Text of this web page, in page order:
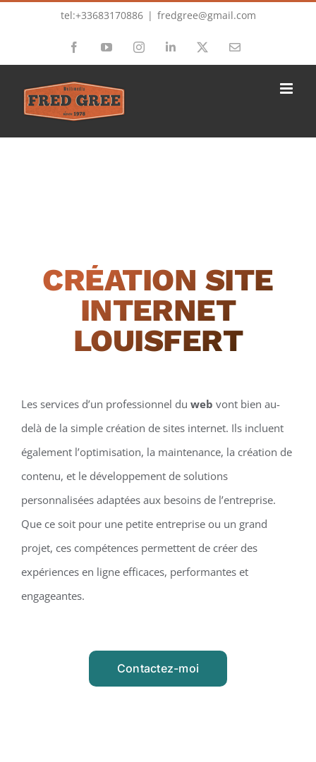
tel:+33683170886 | fredgree@gmail.com
FacebookYouTubeInstagramLinkedIn Email
CRÉATION SITE
INTERNET
LOUISFERT
Les services d’un professionnel du web vont bien au-
delà de la simple création de sites internet. Ils incluent
également l’optimisation, la maintenance, la création de
contenu, et le développement de solutions
personnalisées adaptées aux besoins de l’entreprise.
Que ce soit pour une petite entreprise ou un grand
projet, ces compétences permettent de créer des
expériences en ligne efficaces, performantes et
engageantes.
Contactez-moi